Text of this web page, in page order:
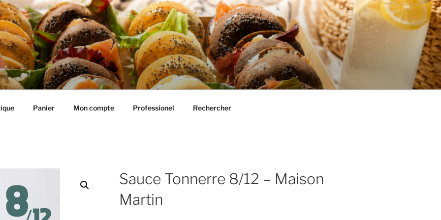
HENRIETTE
Panier Mon compte Professionel Rechercher
Sauce Tonnerre 8/12 – Maison
Martin